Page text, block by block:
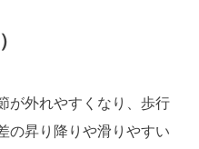
が外れやすくなり、歩行
の昇り降りや滑りやすい